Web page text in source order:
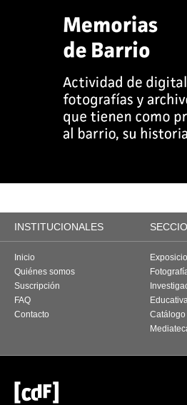
INSTITUCIONALES
Inicio
Quiénes somos
Suscripción
FAQ
Contacto
Catálogo